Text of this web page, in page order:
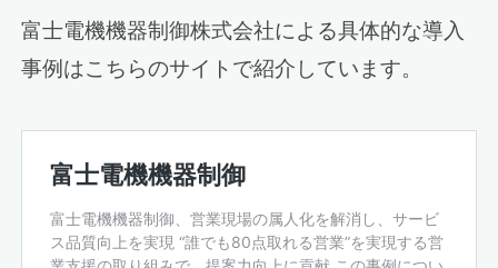
富士電機機器制御株式会社による具体的な導入
事例はこちらのサイトで紹介しています。